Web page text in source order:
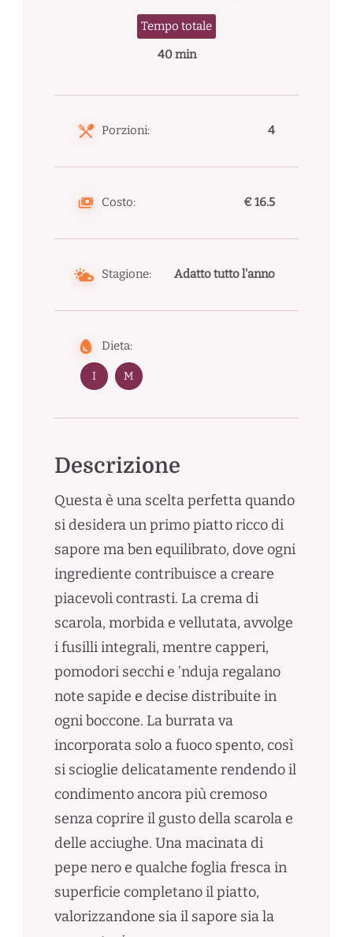
Tempo totale
40 min
Porzioni: 4
Costo: € 16.5
Stagione: Adatto tutto l'anno
Dieta:
I M
Descrizione
Questa è una scelta perfetta quando
si desidera un primo piatto ricco di
sapore ma ben equilibrato, dove ogni
ingrediente contribuisce a creare
piacevoli contrasti. La crema di
scarola, morbida e vellutata, avvolge
i fusilli integrali, mentre capperi,
pomodori secchi e ’nduja regalano
note sapide e decise distribuite in
ogni boccone. La burrata va
incorporata solo a fuoco spento, così
si scioglie delicatamente rendendo il
condimento ancora più cremoso
senza coprire il gusto della scarola e
delle acciughe. Una macinata di
pepe nero e qualche foglia fresca in
superficie completano il piatto,
valorizzandone sia il sapore sia la